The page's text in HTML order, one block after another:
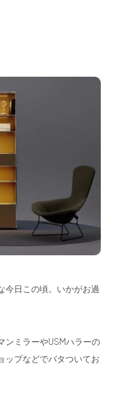
52-0323
274-8175
今日この頃。いかがお過
ンミラーやUSMハラーの
ップなどでバタついてお